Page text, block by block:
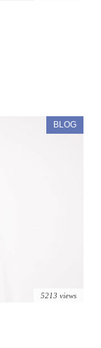
5213 views
BLOG